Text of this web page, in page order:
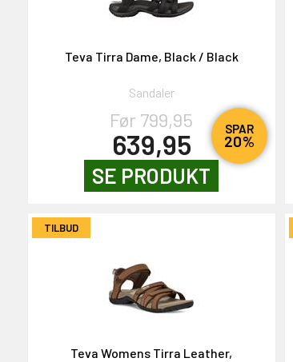
SPAR
20%
Teva Tirra Dame, Black / Black
Sandaler
Før 799,95
639,95
SE PRODUKT
TILBUD
Teva Womens Tirra Leather,